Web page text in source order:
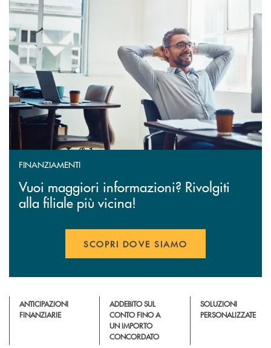
FINANZIAMENTI
Vuoi maggiori informazioni? Rivolgiti
alla filiale più vicina!
SCOPRI DOVE SIAMO
ANTICIPAZIONI
FINANZIARIE
ADDEBITO SUL
CONTO FINO A
UN IMPORTO
CONCORDATO
SOLUZIONI
PERSONALIZZATE